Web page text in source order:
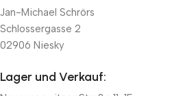
Jan-Michael Schrörs
Schlossergasse 2
02906 Niesky
Lager und Verkauf: